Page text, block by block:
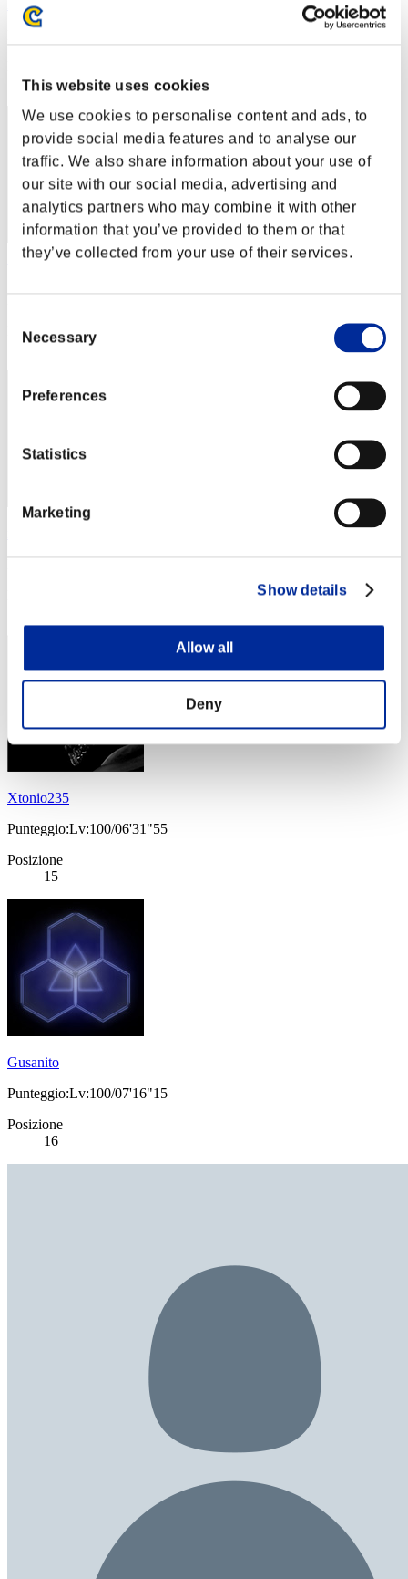
This website uses cookies
We use cookies to personalise content and ads, to
provide social media features and to analyse our
traffic. We also share information about your use of
our site with our social media, advertising and
analytics partners who may combine it with other
information that you’ve provided to them or that
they’ve collected from your use of their services.
Selection
Necessary
Preferences
Statistics
Marketing
Show details
Allow all
Deny
Haloinfinity
12
Posizione
13
Xtonio235
Punteggio:Lv:100/06'31"55
Posizione
15
Gusanito
Punteggio:Lv:100/07'16"15
Posizione
16